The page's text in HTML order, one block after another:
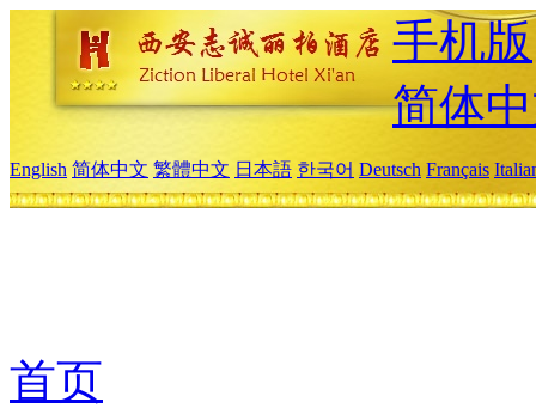
手机版
简体
English 简体中文 繁體中文 日本語 한국어 Deutsch Français
首页